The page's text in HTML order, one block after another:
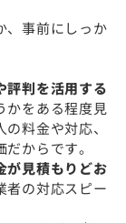
、事前にしっか
評判を活用する
かをある程度見
料金や対応、
からです。
が見積もりどお
者の対応スピー